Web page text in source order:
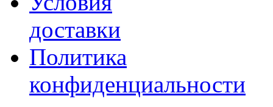
доставки
Политика
конфиденциальности